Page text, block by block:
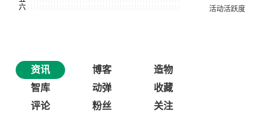
资讯 博客
造物
智库
动弹
收藏
评论
粉丝 关注